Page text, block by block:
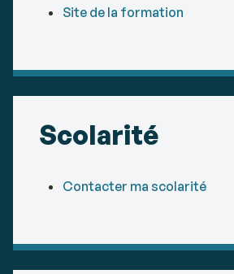
Site de la formation
Scolarité
Contacter ma scolarité